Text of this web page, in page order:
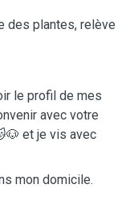
des plantes, relève
le profil de mes
avec votre
et je vis avec
mon domicile.